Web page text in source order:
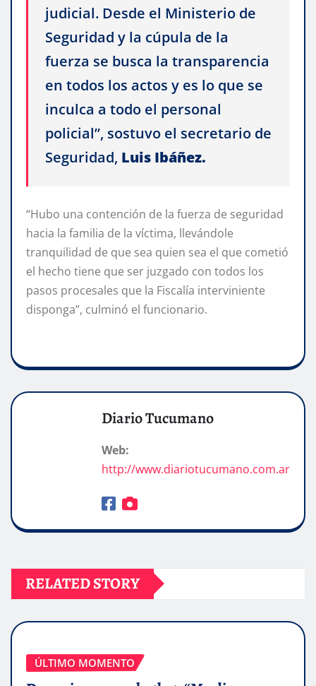
judicial. Desde el Ministerio de
Seguridad y la cúpula de la
fuerza se busca la transparencia
en todos los actos y es lo que se
inculca a todo el personal
policial”, sostuvo el secretario de
Seguridad, Luis Ibáñez.
“Hubo una contención de la fuerza de seguridad
hacia la familia de la víctima, llevándole
tranquilidad de que sea quien sea el que cometió
el hecho tiene que ser juzgado con todos los
pasos procesales que la Fiscalía interviniente
disponga”, culminó el funcionario.
Diario Tucumano
Web:
http://www.diariotucumano.com.ar
RELATED STORY
ÚLTIMO MOMENTO